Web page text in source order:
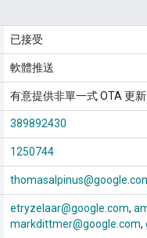
已接受
軟體推送
有意提供非單一式 OTA 更
389892430
1250744
etryzelaar@google.com
markdittmer@google.com